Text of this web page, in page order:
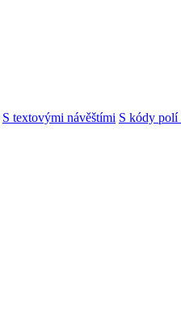
S textovými návěštími S kódy